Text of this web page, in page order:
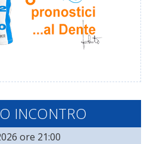
INCONTRO
ore 21:00